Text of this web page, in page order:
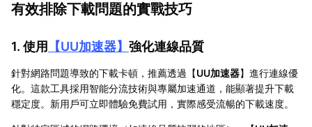
有效排除下載問題的實戰技巧
1. 使用 【UU加速器】 強化連線品質
針對網路問題導致的下載卡頓，推薦透過【UU加速器】進行連線優
化。這款工具採用智能分流技術與專屬加速通道，能顯著提升下載
穩定度。新用戶可立即體驗免費試用，實際感受流暢的下載速度。